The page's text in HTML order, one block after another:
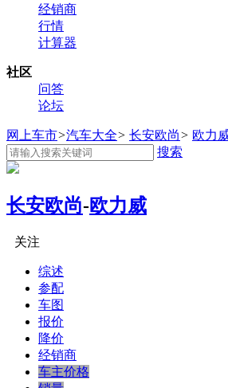
经销商
行情
计算器
社区
问答
论坛
网上车市>汽车大全> 长安欧尚> 欧力
搜索
长安欧尚-欧力威
关注
综述
参配
车图
报价
降价
经销商
车主价格